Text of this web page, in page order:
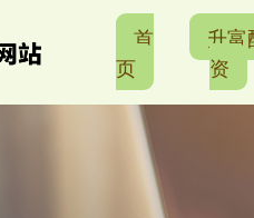
首
页
升富
资